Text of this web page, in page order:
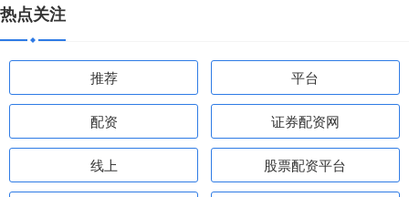
热点关注
推荐 平台
配资 证券配资网
线上 股票配资平台